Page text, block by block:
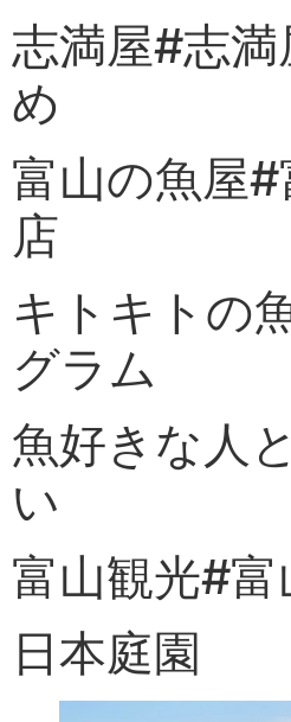
志満屋#志満
め
富山の魚屋
店
キトキトの
グラム
魚好きな人
い
富山観光#
日本庭園